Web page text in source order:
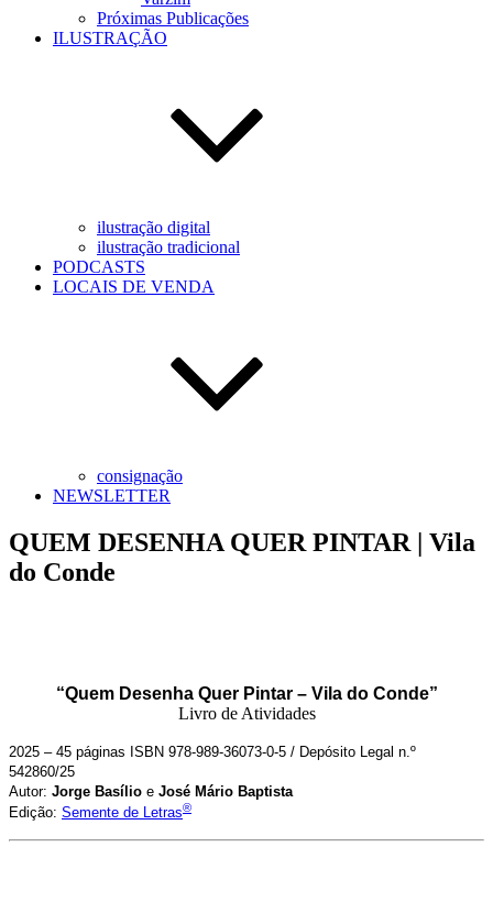
Próximas Publicações
ILUSTRAÇÃO
ilustração digital
ilustração tradicional
PODCASTS
LOCAIS DE VENDA
consignação
NEWSLETTER
QUEM DESENHA QUER PINTAR | Vila
do Conde
“Quem Desenha Quer Pintar – Vila do Conde”
Livro de Atividades
2025 – 45 páginas ISBN 978-989-36073-0-5 / Depósito Legal n.º
542860/25
Autor: Jorge Basílio e José Mário Baptista
Edição: Semente de Letras®